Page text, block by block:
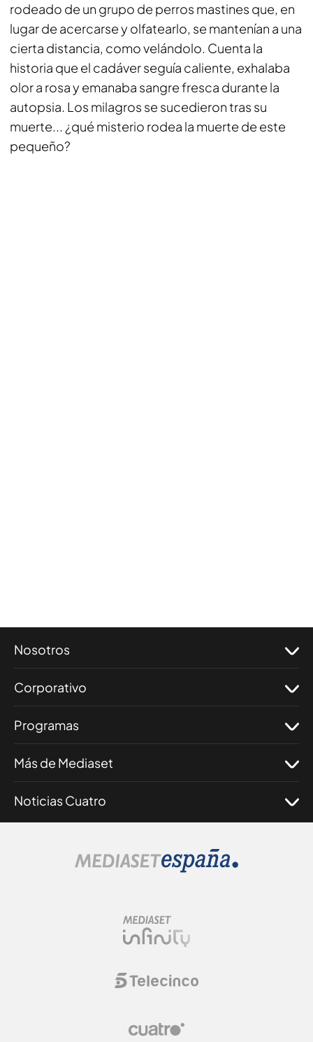
rodeado de un grupo de perros mastines que, en
lugar de acercarse y olfatearlo, se mantenían a una
cierta distancia, como velándolo. Cuenta la
historia que el cadáver seguía caliente, exhalaba
olor a rosa y emanaba sangre fresca durante la
autopsia. Los milagros se sucedieron tras su
muerte... ¿qué misterio rodea la muerte de este
pequeño?
Nosotros
Corporativo
Programas
Más de Mediaset
Noticias Cuatro